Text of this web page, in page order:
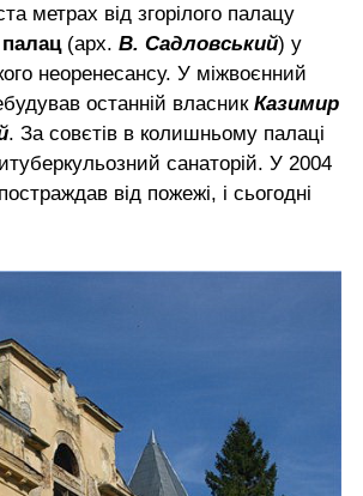
метрах від згорілого палацу
палац (арх. В. Садловський) у
неоренесансу. У міжвоєнний
останній власник Казимир
. За совєтів в колишньому палаці
санаторій. У 2004
від пожежі, і сьогодні